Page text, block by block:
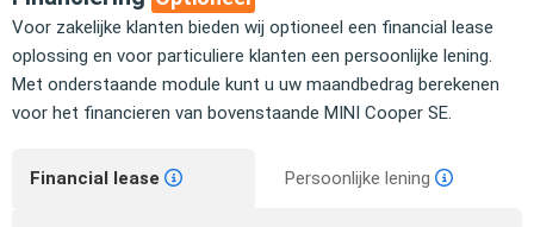
Voor zakelijke klanten bieden wij optioneel een financial lease
oplossing en voor particuliere klanten een persoonlijke lening.
Met onderstaande module kunt u uw maandbedrag berekenen
voor het financieren van bovenstaande MINI Cooper SE.
Financial lease Persoonlijke lening